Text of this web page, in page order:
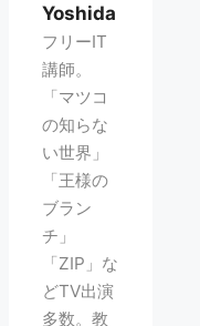
Yoshida
フリーIT
講師。
「マツコ
の知らな
い世界」
「王様の
ブラン
チ」
「ZIP」な
どTV出演
多数。教